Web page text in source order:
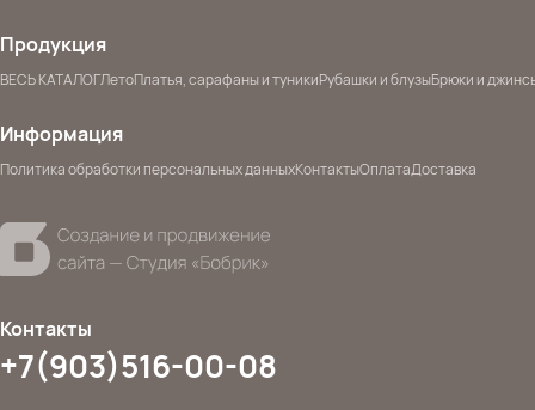
Продукция
ВЕСЬ КАТАЛОГЛетоПлатья, сарафаны и туникиРубашки и блузыБрюки и
Информация
Политика обработки персональных данныхКонтактыОплатаДоставка
Контакты
+7(903)516-00-08